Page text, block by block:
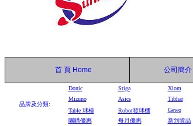
首 頁 Home 公司簡介
品牌及分類:
Donic Stiga Xiom
Mizuno
Asics Tibhar
Table 球檯 Robot發球機 Gewo
團購優惠
每月優惠 新到貨品